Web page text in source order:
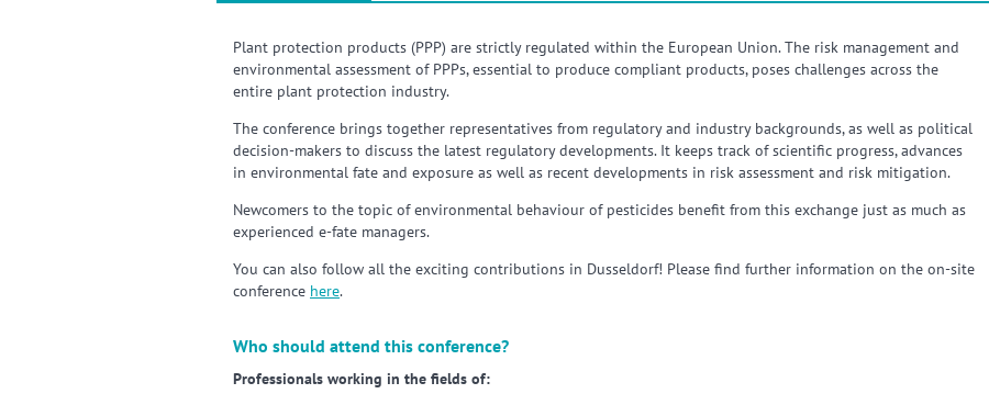
Plant protection products (PPP) are strictly regulated within the European Union. The risk management and
environmental assessment of PPPs, essential to produce compliant products, poses challenges across the
entire plant protection industry.
The conference brings together representatives from regulatory and industry backgrounds, as well as political
decision-makers to discuss the latest regulatory developments. It keeps track of scientific progress, advances
in environmental fate and exposure as well as recent developments in risk assessment and risk mitigation.
Newcomers to the topic of environmental behaviour of pesticides benefit from this exchange just as much as
experienced e-fate managers.
You can also follow all the exciting contributions in Dusseldorf! Please find further information on the on-site
conference here.
Who should attend this conference?
Professionals working in the fields of: